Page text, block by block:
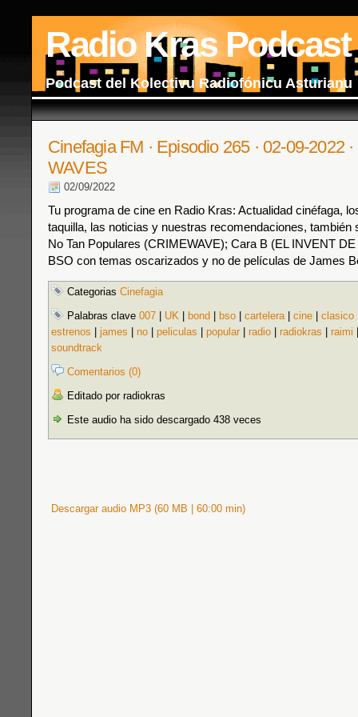
Radio Kras Podcast
Podcast del Kolectivu Radiofónicu Asturianu
Cinefagia FM · Episodio 265 · 02-09-2022
WAVES
02/09/2022
Tu programa de cine en Radio Kras: Actualidad cinéfaga,
taquilla, las noticias y nuestras recomendaciones, también
No Tan Populares (CRIMEWAVE); Cara B (EL INVENT
BSO con temas oscarizados y no de películas de James
Categorias Cinefagia
Palabras clave 007 UK bond bso cartelera| cine clasico
estrenos
james no peliculas popular radio radiokras raimi
soundtrack
Comentarios (0)
Editado por radiokras
Este audio ha sido descargado 438 veces
Descargar audio MP3 (60 MB | 60:00 min)